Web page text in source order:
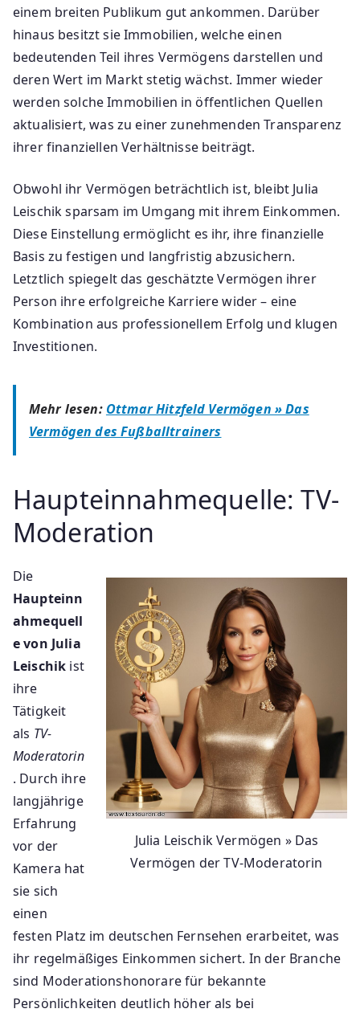
einem breiten Publikum gut ankommen. Darüber
hinaus besitzt sie Immobilien, welche einen
bedeutenden Teil ihres Vermögens darstellen und
deren Wert im Markt stetig wächst. Immer wieder
werden solche Immobilien in öffentlichen Quellen
aktualisiert, was zu einer zunehmenden Transparenz
ihrer finanziellen Verhältnisse beiträgt.
Obwohl ihr Vermögen beträchtlich ist, bleibt Julia
Leischik sparsam im Umgang mit ihrem Einkommen.
Diese Einstellung ermöglicht es ihr, ihre finanzielle
Basis zu festigen und langfristig abzusichern.
Letztlich spiegelt das geschätzte Vermögen ihrer
Person ihre erfolgreiche Karriere wider – eine
Kombination aus professionellem Erfolg und klugen
Investitionen.
Mehr lesen: Ottmar Hitzfeld Vermögen » Das
Vermögen des Fußballtrainers
Haupteinnahmequelle: TV-
Moderation
Julia Leischik Vermögen » Das
Vermögen der TV-Moderatorin
Die
Haupteinn
ahmequell
e von Julia
Leischik ist
ihre
Tätigkeit
als TV-
Moderatorin
. Durch ihre
langjährige
Erfahrung
vor der
Kamera hat
sie sich
einen
festen Platz im deutschen Fernsehen erarbeitet, was
ihr regelmäßiges Einkommen sichert. In der Branche
sind Moderationshonorare für bekannte
Persönlichkeiten deutlich höher als bei